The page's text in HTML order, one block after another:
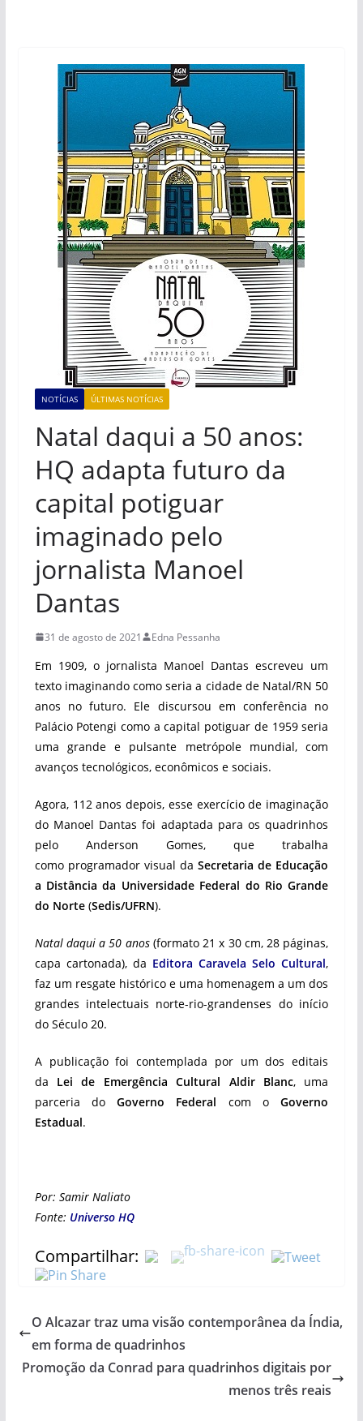
NOTÍCIAS ÚLTIMAS NOTÍCIAS
Natal daqui a 50 anos:
HQ adapta futuro da
capital potiguar
imaginado pelo
jornalista Manoel
Dantas
31 de agosto de 2021 Edna Pessanha
Em 1909, o jornalista Manoel Dantas escreveu um
texto imaginando como seria a cidade de Natal/RN 50
anos no futuro. Ele discursou em conferência no
Palácio Potengi como a capital potiguar de 1959 seria
uma grande e pulsante metrópole mundial, com
avanços tecnológicos, econômicos e sociais.
Agora, 112 anos depois, esse exercício de imaginação
do Manoel Dantas foi adaptada para os quadrinhos
pelo Anderson Gomes, que trabalha
como programador visual daSecretaria de Educação
a Distância da Universidade Federal do Rio Grande
do Norte(Sedis/UFRN).
Natal daqui a 50 anos(formato 21 x 30 cm, 28 páginas,
capa cartonada), da Editora Caravela Selo Cultural,
faz um resgate histórico e uma homenagem a um dos
grandes intelectuais norte-rio-grandenses do início
do Século 20.
A publicação foi contemplada por um dos editais
da Lei de Emergência Cultural Aldir Blanc, uma
parceria doGoverno Federal com oGoverno
Estadual.
Por: Samir Naliato
Fonte: Universo HQ
Compartilhar:
O Alcazar traz uma visão contemporânea da Índia,
em forma de quadrinhos
Promoção da Conrad para quadrinhos digitais por
menos três reais